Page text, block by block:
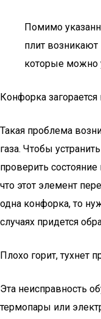
Помимо
плит возникают
которые можно
Конфорка загорается
Такая проблема
газа. Чтобы
проверить
что этот элемент
одна конфорка, то
случаях придется
Плохо горит, тухнет
Эта неисправность
термопары или